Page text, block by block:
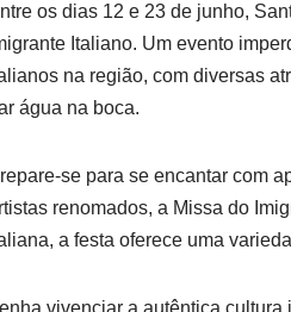
os dias 12 e 23 de junho,
Italiano. Um evento
na região, com diversas
água na boca.
se para se encantar com
renomados, a Missa do
a festa oferece uma
vivenciar a autêntica